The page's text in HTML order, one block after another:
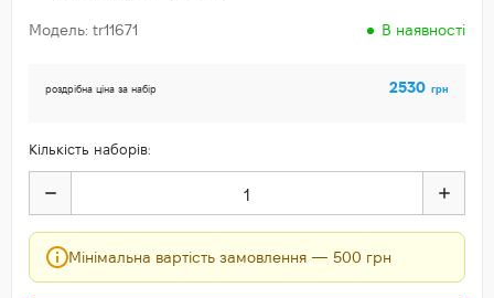
Модель: tr11671 В наявності
роздрібна ціна за набір 2530 грн
Кількість наборів:
Мінімальна вартість замовлення — 500 грн